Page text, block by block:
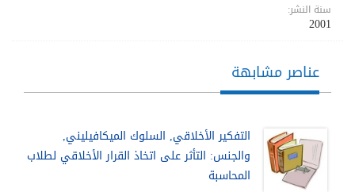
سنة النشر:
2001
عناصر مشابهة
التفكير الأخلاقي, السلوك الميكافيليني,
والجنس: التأثر على اتخاذ القرار الأخلاقي لطلاب
المحاسبة